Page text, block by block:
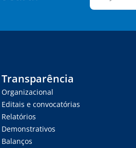
Transparência
Organizacional
Editais e convocatórias
Relatórios
Demonstrativos
Balanços